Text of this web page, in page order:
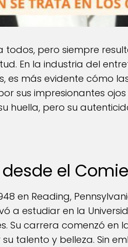
todos, pero siempre
En la industria del
más evidente cómo
sus impresionantes
huella, pero su
el
en Reading,
a estudiar en la
Su carrera comenzó en
talento y belleza. Sin